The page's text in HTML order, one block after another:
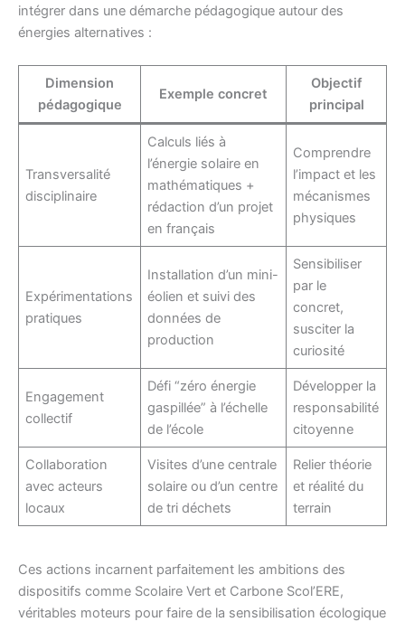
intégrer dans une démarche pédagogique autour des
énergies alternatives :
Dimension
pédagogique
Exemple concret
Objectif
principal
Transversalité
disciplinaire
Calculs liés à
l’énergie solaire en
mathématiques +
rédaction d’un projet
en français
Comprendre
l’impact et les
mécanismes
physiques
Expérimentations
pratiques
Installation d’un mini-
éolien et suivi des
données de
production
Sensibiliser
par le
concret,
susciter la
curiosité
Engagement
collectif
Défi “zéro énergie
gaspillée” à l’échelle
de l’école
Développer la
responsabilité
citoyenne
Collaboration
avec acteurs
locaux
Visites d’une centrale
solaire ou d’un centre
de tri déchets
Relier théorie
et réalité du
terrain
Ces actions incarnent parfaitement les ambitions des
dispositifs comme Scolaire Vert et Carbone Scol’ERE,
véritables moteurs pour faire de la sensibilisation écologique